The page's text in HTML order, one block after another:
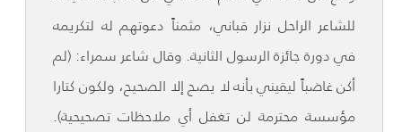
للشاعر الراحل نزار قباني، مثمناً دعوتهم له لتكريمه
في دورة جائزة الرسول الثانية. وقال شاعر سمراء: (لم
أكن غاضباً ليقيني بأنه لا يصح إلا الصحيح، ولكون كتارا
مؤسسة محترمة لن تغفل أي ملاحظات تصحيحية).